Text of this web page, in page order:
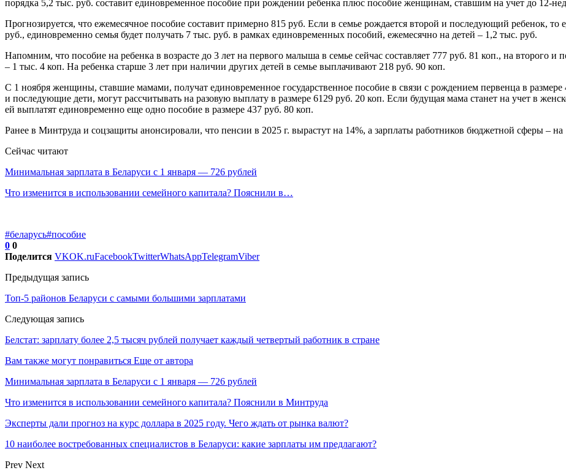
порядка 5,2 тыс. руб. составит единовременное пособие при рождении ребенка плюс пособие женщинам, ставшим на учет до 12-
Прогнозируется, что ежемесячное пособие составит примерно 815 руб. Если в семье рождается второй и последующий ребенок, то
руб., единовременно семья будет получать 7 тыс. руб. в рамках единовременных пособий, ежемесячно на детей – 1,2 тыс. руб.
Напомним, что пособие на ребенка в возрасте до 3 лет на первого малыша в семье сейчас составляет 777 руб. 81 коп., на второго
– 1 тыс. 4 коп. На ребенка старше 3 лет при наличии других детей в семье выплачивают 218 руб. 90 коп.
С 1 ноября женщины, ставшие мамами, получат единовременное государственное пособие в связи с рождением первенца в
и последующие дети, могут рассчитывать на разовую выплату в размере 6129 руб. 20 коп. Если будущая мама станет на учет в
ей выплатят единовременно еще одно пособие в размере 437 руб. 80 коп.
Ранее в Минтруда и соцзащиты анонсировали, что пенсии в 2025 г. вырастут на 14%, а зарплаты работников бюджетной сферы – на
Сейчас читают
Минимальная зарплата в Беларуси с 1 января — 726 рублей
Что изменится в использовании семейного капитала? Пояснили в…
#беларусь#пособие
0 0
Поделится VKOK.ruFacebookTwitterWhatsAppTelegramViber
Предыдущая запись
Топ-5 районов Беларуси с самыми большими зарплатами
Следующая запись
Белстат: зарплату более 2,5 тысяч рублей получает каждый четвертый работник в стране
Вам также могут понравиться Еще от автора
Минимальная зарплата в Беларуси с 1 января — 726 рублей
Что изменится в использовании семейного капитала? Пояснили в Минтруда
Эксперты дали прогноз на курс доллара в 2025 году. Чего ждать от рынка валют?
10 наиболее востребованных специалистов в Беларуси: какие зарплаты им предлагают?
Prev Next